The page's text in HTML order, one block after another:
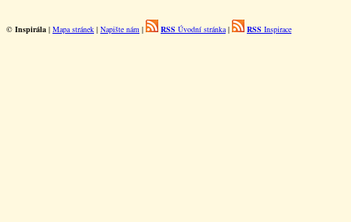
© Inspirála | Mapa stránek | Napište nám | RSS Úvodní stránka| RSS Inspirace